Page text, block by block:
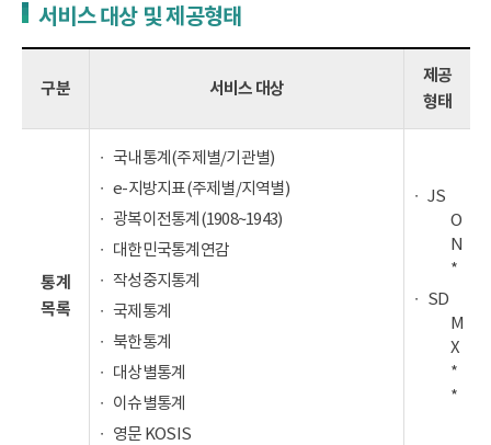
서비스 대상 및 제공형태
구분 서비스 대상
제공
형태
통계
목록
국내통계(주제별/기관별)
e-지방지표(주제별/지역별)
광복이전통계(1908~1943)
대한민국통계연감
작성중지통계
국제통계
북한통계
대상별통계
이슈별통계
영문 KOSIS
JS
O
N
*
SD
M
X
*
*